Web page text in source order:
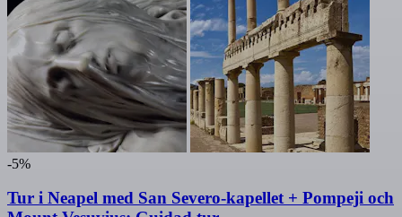
-5%
Tur i Neapel med San Severo-kapellet + Pompeji och